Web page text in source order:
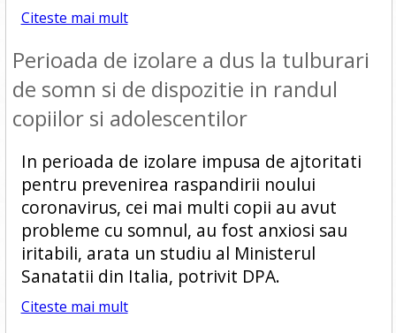
Citeste mai mult
Perioada de izolare a dus la tulburari
de somn si de dispozitie in randul
copiilor si adolescentilor
In perioada de izolare impusa de ajtoritati
pentru prevenirea raspandirii noului
coronavirus, cei mai multi copii au avut
probleme cu somnul, au fost anxiosi sau
iritabili, arata un studiu al Ministerul
Sanatatii din Italia, potrivit DPA.
Citeste mai mult